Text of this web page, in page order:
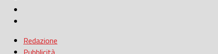
Redazione